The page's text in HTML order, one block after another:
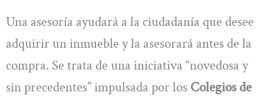
Una asesoría ayudará a la ciudadanía que desee
adquirir un inmueble y la asesorará antes de la
compra. Se trata de una iniciativa “novedosa y
sin precedentes” impulsada por los Colegios de